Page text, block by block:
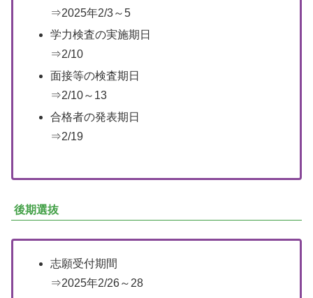
⇒2025年2/3～5
学力検査の実施期日
⇒2/10
面接等の検査期日
⇒2/10～13
合格者の発表期日
⇒2/19
後期選抜
志願受付期間
⇒2025年2/26～28